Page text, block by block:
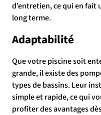
d’entretien, ce qui en
long terme.
Adaptabilité
Que votre piscine soit
grande, il existe des
types de bassins. Leur
simple et rapide, ce qui
profiter des avantages